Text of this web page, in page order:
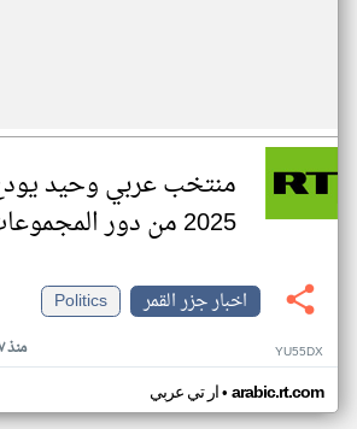
منتخب عربي وحيد
2025 من دور المجموعات
اخبار جزر القمر
Politics
منذ ٧ أشهر YU55DX
ار تي عربي• arabic.rt.com